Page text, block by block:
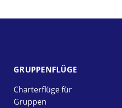
GRUPPEN­FLÜGE
Charterflüge für
Gruppen